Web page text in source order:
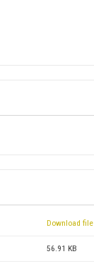
Download file
56.91 KB